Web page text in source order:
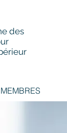
des
MEMBRES